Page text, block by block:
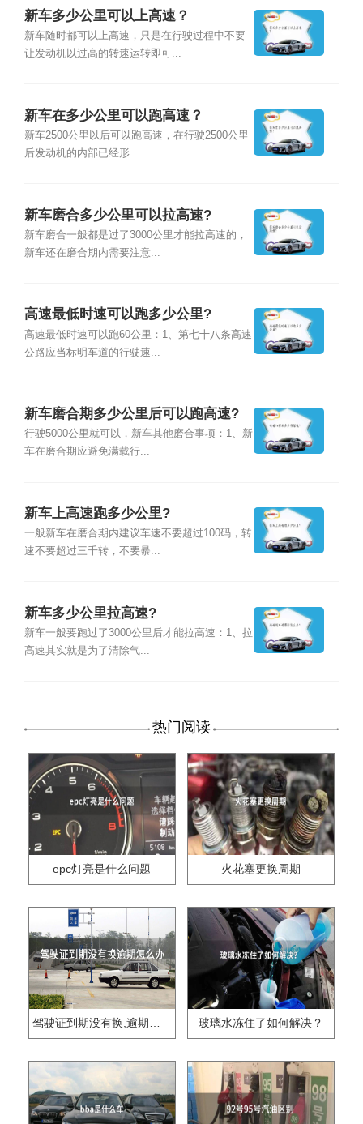
新车多少公里可以上高速？
新车随时都可以上高速，只是在行驶过程中不要
让发动机以过高的转速运转即可...
新车在多少公里可以跑高速？
新车2500公里以后可以跑高速，在行驶2500公里
后发动机的内部已经形...
新车磨合多少公里可以拉高速?
新车磨合一般都是过了3000公里才能拉高速的，
新车还在磨合期内需要注意...
高速最低时速可以跑多少公里?
高速最低时速可以跑60公里：1、第七十八条高速
公路应当标明车道的行驶速...
新车磨合期多少公里后可以跑高速?
行驶5000公里就可以，新车其他磨合事项：1、新
车在磨合期应避免满载行...
新车上高速跑多少公里?
一般新车在磨合期内建议车速不要超过100码，转
速不要超过三千转，不要暴...
新车多少公里拉高速?
新车一般要跑过了3000公里后才能拉高速：1、拉
高速其实就是为了清除气...
热门阅读
epc灯亮是什么问题 火花塞更换周期
驾驶证到期没有换,逾期怎么办?? 玻璃水冻住了如何解决？